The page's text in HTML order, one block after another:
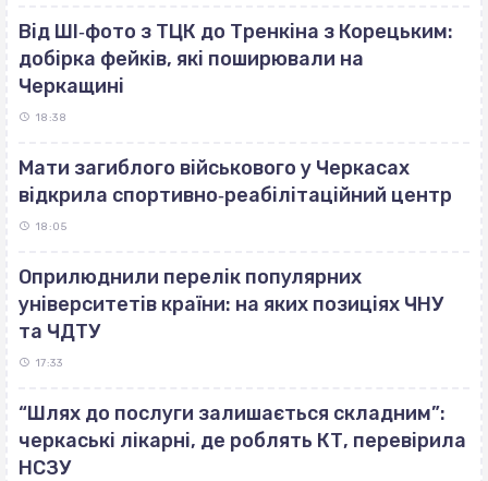
Від ШІ‐фото з ТЦК до Тренкіна з Корецьким:
добірка фейків, які поширювали на
Черкащині
18:38
Мати загиблого військового у Черкасах
відкрила спортивно‐реабілітаційний центр
18:05
Оприлюднили перелік популярних
університетів країни: на яких позиціях ЧНУ
та ЧДТУ
17:33
“Шлях до послуги залишається складним”:
черкаські лікарні, де роблять КТ, перевірила
НСЗУ